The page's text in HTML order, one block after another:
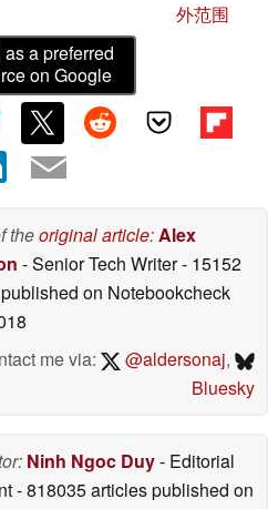
外范围
as a preferred
on Google
theoriginal article:Alex
- Senior Tech Writer- 15152
on Notebookcheck
me via:
@aldersonaj,
Bluesky
Ninh Ngoc Duy- Editorial
- 818035 articles published on